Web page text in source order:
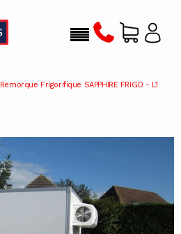
Remorque Frigorifique SAPPHIRE FRIGO - L1